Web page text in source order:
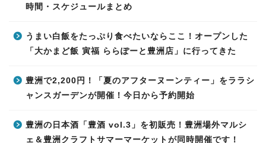
時間・スケジュールまとめ
うまい白飯をたっぷり食べたいならここ！オープンした
「大かまど飯 寅福 ららぽーと豊洲店」に行ってきた
豊洲で2,200円！「夏のアフターヌーンティー」をララシ
ャンスガーデンが開催！今日から予約開始
豊洲の日本酒「豊酒 vol.3」を初販売！豊洲場外マルシ
ェ＆豊洲クラフトサマーマーケットが同時開催です！